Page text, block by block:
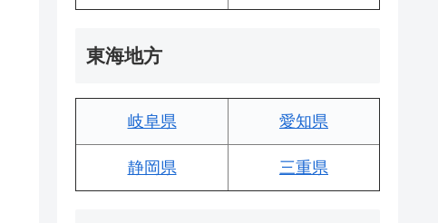
東海地方
岐阜県 愛知県
静岡県 三重県